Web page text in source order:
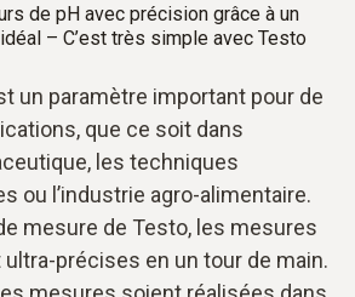
de pH avec précision grâce à un
– C’est très simple avec Testo
un paramètre important pour de
que ce soit dans
les techniques
ou l’industrie agro-alimentaire.
mesure de Testo, les mesures
précises en un tour de main.